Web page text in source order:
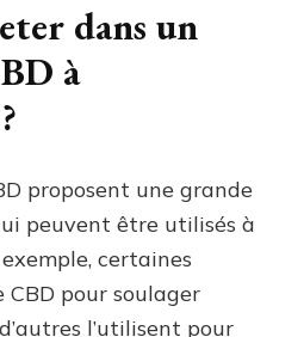
dans un
à
proposent une grande
peuvent être utilisés à
certaines
pour soulager
l’utilisent pour